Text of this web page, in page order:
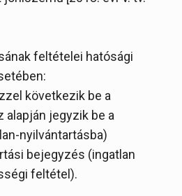
feltételei hatósági
következik be a
alapján jegyzik be a
nyilvántartásba)
bejegyzés (ingatlan
feltétel).